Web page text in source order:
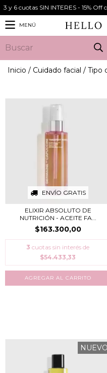
3 y 6 cuotas SIN INTERES - 15%
MENÚ
Inicio / Cuidado facial / Tipo
ENVÍO GRATIS
ELIXIR ABSOLUTO DE
NUTRICIÓN - ACEITE FA...
$163.300,00
3 cuotas sin interés de
$54.433,33
NUEVO